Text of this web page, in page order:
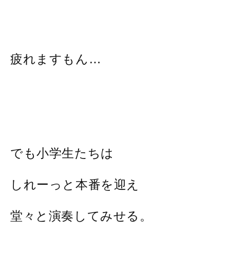
疲れますもん…
でも小学生たちは
しれーっと本番を迎え
堂々と演奏してみせる。